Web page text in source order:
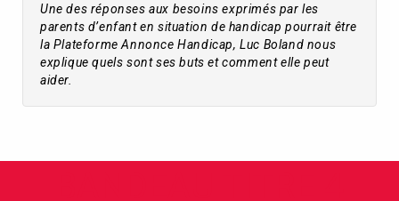
Une des réponses aux besoins exprimés par les
parents d’enfant en situation de handicap pourrait être
la Plateforme Annonce Handicap, Luc Boland nous
explique quels sont ses buts et comment elle peut
aider.